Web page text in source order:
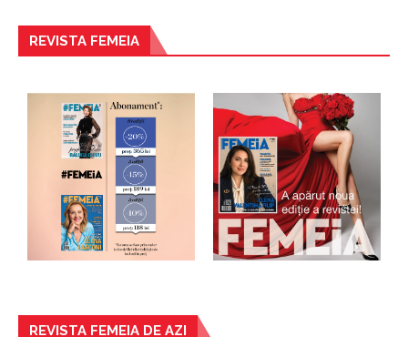
REVISTA FEMEIA
REVISTA FEMEIA DE AZI